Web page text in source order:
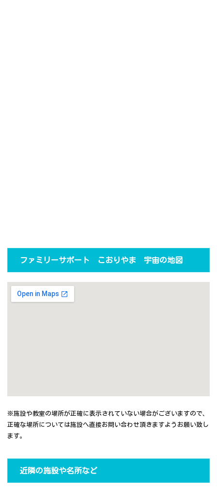
ファミリーサポート こおりやま 宇宙の地図
※施設や教室の場所が正確に表示されていない場合がございますので、
正確な場所については施設へ直接お問い合わせ頂きますようお願い致し
ます。
近隣の施設や名所など